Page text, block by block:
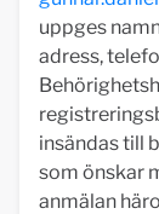
uppges
adress,
insändas till
som önskar
anmälan